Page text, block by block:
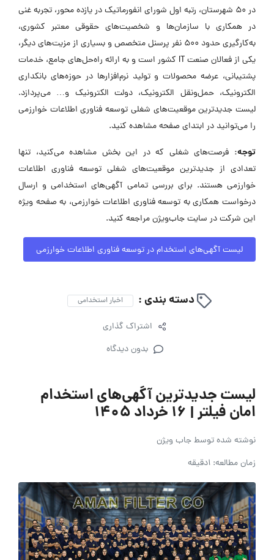
در ۵۰ شهرستان، رتبه اول شورای انفورماتیک در یازده محور، تجربه غنی
در همکاری با سازمان‌ها و شخصیت‌های حقوقی معتبر کشوری،
به‌کارگیری حدود ۵۰۰ نفر پرسنل متخصص و بسیاری از مزیت‌های دیگر،
یکی از فعالان صنعت IT کشور است و به ارائه راه‌حل‌های جامع، خدمات
پشتیبانی، عرضه محصولات و تولید نرم‌افزارها در حوزه‌های بانکداری
الکترونیک، حمل‌ونقل الکترونیک، دولت الکترونیک و… می‌پردازد.
لیست جدیدترین موقعیت‌های شغلی توسعه فناوری اطلاعات خوارزمی
را می‌توانید در ابتدای صفحه مشاهده کنید.
توجه: فرصت‌های شغلی که در این بخش مشاهده می‌کنید، تنها
تعدادی از جدیدترین موقعیت‌های شغلی توسعه فناوری اطلاعات
خوارزمی هستند. برای بررسی تمامی آگهی‌های استخدامی و ارسال
درخواست همکاری به توسعه فناوری اطلاعات خوارزمی، به صفحه ویژه
این شرکت در سایت جاب‌ویژن مراجعه کنید.
لیست آگهی‌های استخدام در توسعه فناوری اطلاعات خوارزمی
دسته بندی : اخبار استخدامی
اشتراک گذاری
بدون دیدگاه
لیست جدیدترین آگهی‌های استخدام
امان فیلتر | ۱۶ خرداد ۱۴۰۵
نوشته شده توسطجاب ویژن
زمان مطالعه: 1دقیقه